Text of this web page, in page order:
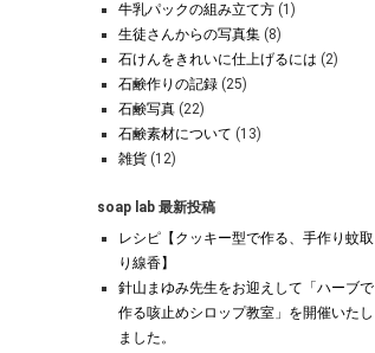
牛乳パックの組み立て方 (1)
生徒さんからの写真集 (8)
石けんをきれいに仕上げるには (2)
石鹸作りの記録 (25)
石鹸写真 (22)
石鹸素材について (13)
雑貨 (12)
soap lab 最新投稿
レシピ【クッキー型で作る、手作り蚊取
り線香】
針山まゆみ先生をお迎えして「ハーブで
作る咳止めシロップ教室」を開催いたし
ました。